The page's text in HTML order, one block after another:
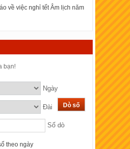
về việc nghỉ tết Âm lịch năm
bạn!
Ngày
Đài
Số dò
theo ngày